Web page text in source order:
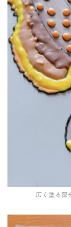
広く塗る部